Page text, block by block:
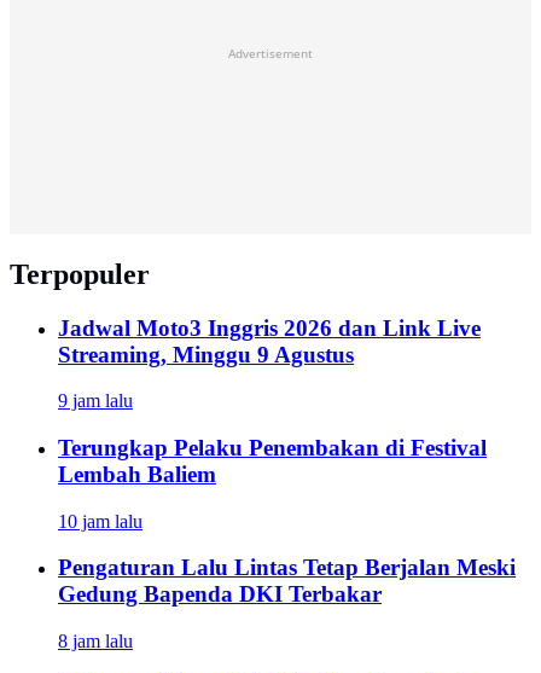
Advertisement
Terpopuler
Jadwal Moto3 Inggris 2026 dan Link Live
Streaming, Minggu 9 Agustus
9 jam lalu
Terungkap Pelaku Penembakan di Festival
Lembah Baliem
10 jam lalu
Pengaturan Lalu Lintas Tetap Berjalan Meski
Gedung Bapenda DKI Terbakar
8 jam lalu